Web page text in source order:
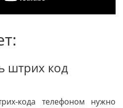
штрих код
кода телефоном нужно